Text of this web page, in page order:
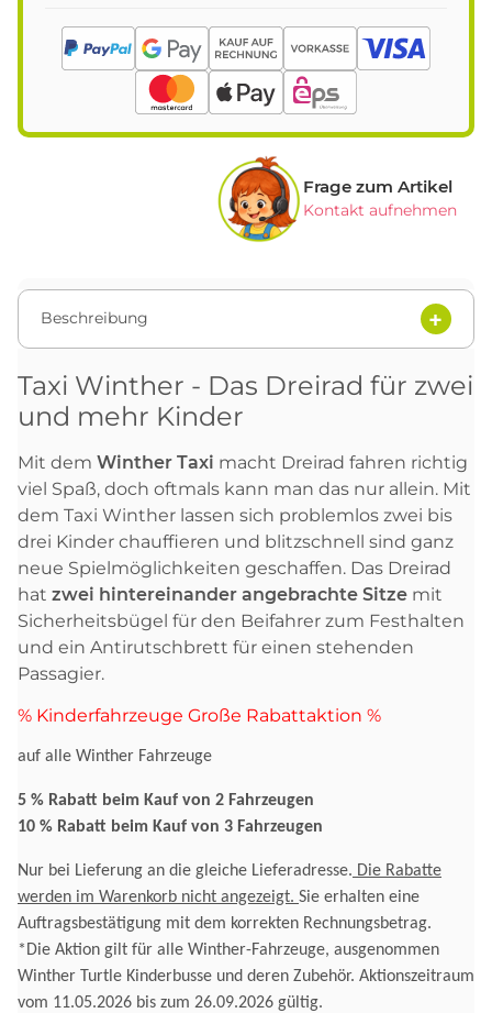
Frage zum Artikel
Kontakt aufnehmen
Beschreibung
Taxi Winther - Das Dreirad für zwei
und mehr Kinder
Mit dem Winther Taxi macht Dreirad fahren richtig
viel Spaß, doch oftmals kann man das nur allein. Mit
dem Taxi Winther lassen sich problemlos zwei bis
drei Kinder chauffieren und blitzschnell sind ganz
neue Spielmöglichkeiten geschaffen. Das Dreirad
hat zwei hintereinander angebrachte Sitze mit
Sicherheitsbügel für den Beifahrer zum Festhalten
und ein Antirutschbrett für einen stehenden
Passagier.
% Kinderfahrzeuge Große Rabattaktion %
auf alle Winther Fahrzeuge
5 % Rabatt beim Kauf von 2 Fahrzeugen
10 % Rabatt beim Kauf von 3 Fahrzeugen
Nur bei Lieferung an die gleiche Lieferadresse. Die Rabatte
werden im Warenkorb nicht angezeigt. Sie erhalten eine
Auftragsbestätigung mit dem korrekten Rechnungsbetrag.
*Die Aktion gilt für alle Winther-Fahrzeuge, ausgenommen
Winther Turtle Kinderbusse und deren Zubehör. Aktionszeitraum
vom 11.05.2026 bis zum 26.09.2026 gültig.